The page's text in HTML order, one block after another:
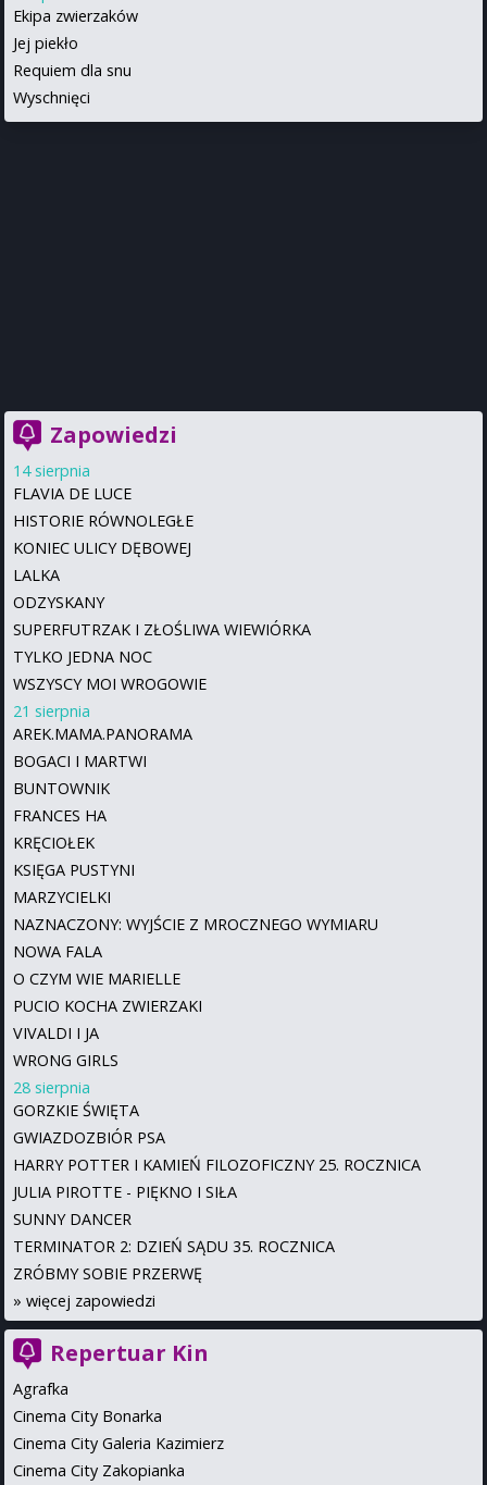
Ekipa zwierzaków
Jej piekło
Requiem dla snu
Wyschnięci
Zapowiedzi
14 sierpnia
FLAVIA DE LUCE
HISTORIE RÓWNOLEGŁE
KONIEC ULICY DĘBOWEJ
LALKA
ODZYSKANY
SUPERFUTRZAK I ZŁOŚLIWA WIEWIÓRKA
TYLKO JEDNA NOC
WSZYSCY MOI WROGOWIE
21 sierpnia
AREK.MAMA.PANORAMA
BOGACI I MARTWI
BUNTOWNIK
FRANCES HA
KRĘCIOŁEK
KSIĘGA PUSTYNI
MARZYCIELKI
NAZNACZONY: WYJŚCIE Z MROCZNEGO WYMIARU
NOWA FALA
O CZYM WIE MARIELLE
PUCIO KOCHA ZWIERZAKI
VIVALDI I JA
WRONG GIRLS
28 sierpnia
GORZKIE ŚWIĘTA
GWIAZDOZBIÓR PSA
HARRY POTTER I KAMIEŃ FILOZOFICZNY 25. ROCZNICA
JULIA PIROTTE - PIĘKNO I SIŁA
SUNNY DANCER
TERMINATOR 2: DZIEŃ SĄDU 35. ROCZNICA
ZRÓBMY SOBIE PRZERWĘ
» więcej zapowiedzi
Repertuar Kin
Agrafka
Cinema City Bonarka
Cinema City Galeria Kazimierz
Cinema City Zakopianka